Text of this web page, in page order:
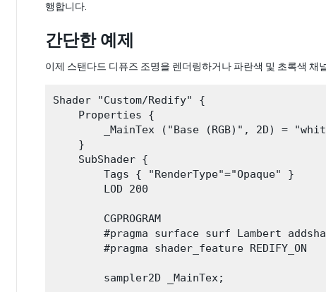
행합니다.
간단한 예제
이제 스탠다드 디퓨즈 조명을 렌더링하거나 파란색 및 초록색 채
Shader "Custom/Redify" {
    Properties {
_MainTex ("Base (RGB)", 2D) =
    }
    SubShader {
        Tags { "RenderType"="Opaque" }
        LOD 200
        CGPROGRAM
#pragma surface surf Lambert
        #pragma shader_feature REDIFY_ON
        sampler2D _MainTex;